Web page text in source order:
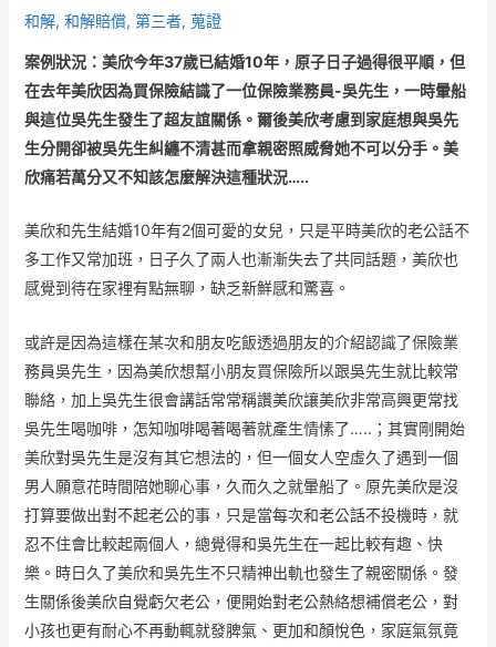
和解, 和解賠償, 第三者, 蒐證
案例狀況：美欣今年37歲已結婚10年，原子日子過得很平順，但
在去年美欣因為買保險結識了一位保險業務員-吳先生，一時暈船
與這位吳先生發生了超友誼關係。爾後美欣考慮到家庭想與吳先
生分開卻被吳先生糾纏不清甚而拿親密照威脅她不可以分手。美
欣痛若萬分又不知該怎麼解決這種狀況…..
美欣和先生結婚10年有2個可愛的女兒，只是平時美欣的老公話不
多工作又常加班，日子久了兩人也漸漸失去了共同話題，美欣也
感覺到待在家裡有點無聊，缺乏新鮮感和驚喜。
或許是因為這樣在某次和朋友吃飯透過朋友的介紹認識了保險業
務員吳先生，因為美欣想幫小朋友買保險所以跟吳先生就比較常
聯絡，加上吳先生很會講話常常稱讚美欣讓美欣非常高興更常找
吳先生喝咖啡，怎知咖啡喝著喝著就產生情愫了…..；其實剛開始
美欣對吳先生是沒有其它想法的，但一個女人空虛久了遇到一個
男人願意花時間陪她聊心事，久而久之就暈船了。原先美欣是沒
打算要做出對不起老公的事，只是當每次和老公話不投機時，就
忍不住會比較起兩個人，總覺得和吳先生在一起比較有趣、快
樂。時日久了美欣和吳先生不只精神出軌也發生了親密關係。發
生關係後美欣自覺虧欠老公，便開始對老公熱絡想補償老公，對
小孩也更有耐心不再動輒就發脾氣、更加和顏悅色，家庭氣氛竟